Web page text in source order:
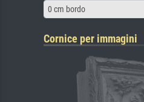
0 cm bordo
Cornice per immagini